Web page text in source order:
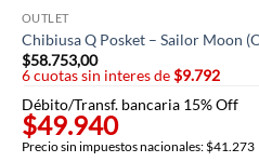
OUTLET
Chibiusa Q Posket – Sailor Moon
$58.753,00
6 cuotas sin interes de$9.792
Débito/Transf. bancaria 15% Off
$49.940
Precio sin impuestos nacionales: $41.273